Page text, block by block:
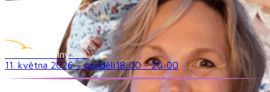
Družina a volný čas
11. května 2026– pondělí18:00-20:00